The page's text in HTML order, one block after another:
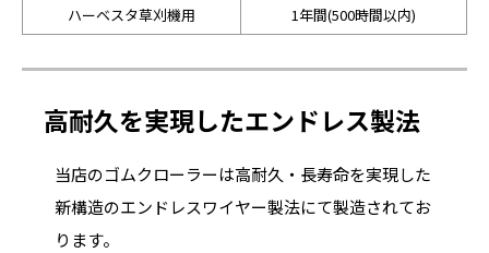
ハーベスタ草刈機用
1年間(500時間以内)
高耐久を実現したエンドレス製法
当店のゴムクローラーは高耐久・長寿命を実現した
新構造のエンドレスワイヤー製法にて製造されてお
ります。